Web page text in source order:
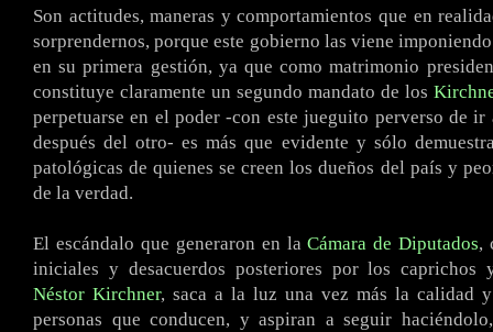
Son actitudes, maneras y comportamientos que en
sorprendernos, porque este gobierno las viene
en su primera gestión, ya que como matrimonio
constituye claramente un segundo mandato de los
perpetuarse en el poder -con este jueguito perverso de ir
después del otro- es más que evidente y sólo
patológicas de quienes se creen los dueños del país y
de la verdad.
El escándalo que generaron en laCámara de Diputados,
iniciales y desacuerdos posteriores por los caprichos
Néstor Kirchner, saca a la luz una vez más la calidad
personas que conducen, y aspiran a seguir